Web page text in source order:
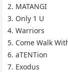
2. MATANGI
3. Only 1 U
4. Warriors
5. Come Walk
6. aTENTion
7. Exodus